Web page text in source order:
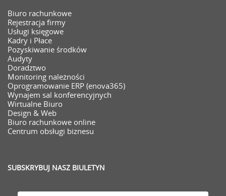
Biuro rachunkowe
Rejestracja firmy
Usługi księgowe
Kadry i Płace
Pozyskiwanie środków
Audyty
Doradztwo
Monitoring należności
Oprogramowanie ERP (enova365)
Wynajem sal konferencyjnych
Wirtualne Biuro
Design & Web
Biuro rachunkowe online
Centrum obsługi biznesu
SUBSKRYBUJ NASZ BIULETYN